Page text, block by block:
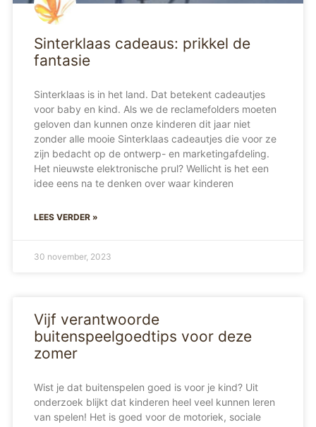
Sinterklaas cadeaus: prikkel de
fantasie
Sinterklaas is in het land. Dat betekent cadeautjes
voor baby en kind. Als we de reclamefolders moeten
geloven dan kunnen onze kinderen dit jaar niet
zonder alle mooie Sinterklaas cadeautjes die voor ze
zijn bedacht op de ontwerp- en marketingafdeling.
Het nieuwste elektronische prul? Wellicht is het een
idee eens na te denken over waar kinderen
LEES VERDER »
30 november, 2023
Vijf verantwoorde
buitenspeelgoedtips voor deze
zomer
Wist je dat buitenspelen goed is voor je kind? Uit
onderzoek blijkt dat kinderen heel veel kunnen leren
van spelen! Het is goed voor de motoriek, sociale